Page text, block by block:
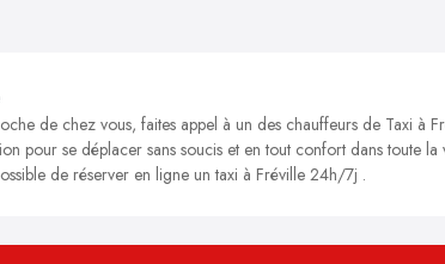
de chez vous, faites appel à un des chauffeurs de Taxi à
pour se déplacer sans soucis et en tout confort dans toute la
de réserver en ligne un taxi à Fréville 24h/7j .